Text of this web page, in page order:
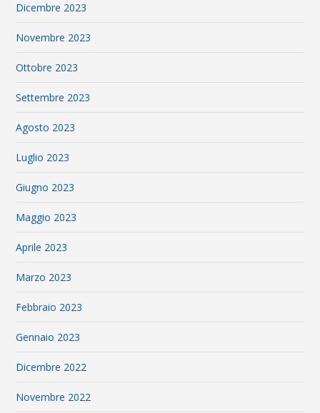
Dicembre 2023
Novembre 2023
Ottobre 2023
Settembre 2023
Agosto 2023
Luglio 2023
Giugno 2023
Maggio 2023
Aprile 2023
Marzo 2023
Febbraio 2023
Gennaio 2023
Dicembre 2022
Novembre 2022